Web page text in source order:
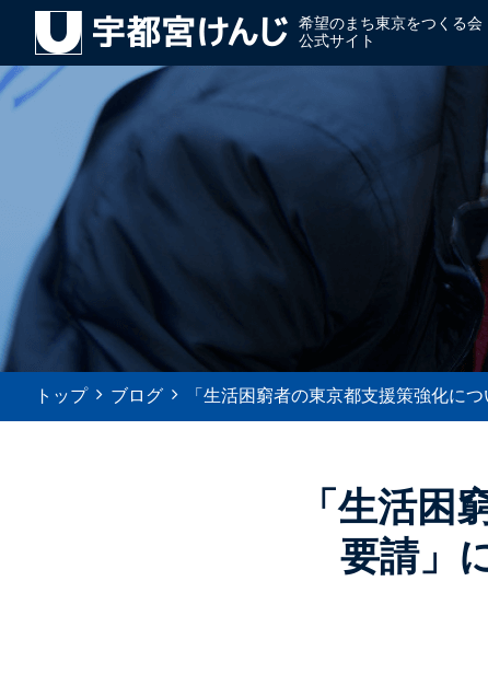
希望のまち東京をつくる会
公式サイト
トップ ブログ 「生活困窮者の東京都支援策強化に
「生活困
要請」